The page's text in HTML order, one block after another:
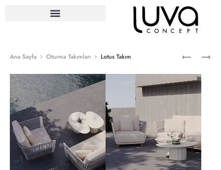
Ana Sayfa Oturma Takımları Lotus Takım